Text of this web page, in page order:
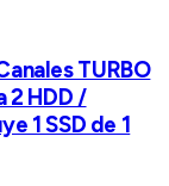
TURBO
2 HDD /
1 SSD de 1